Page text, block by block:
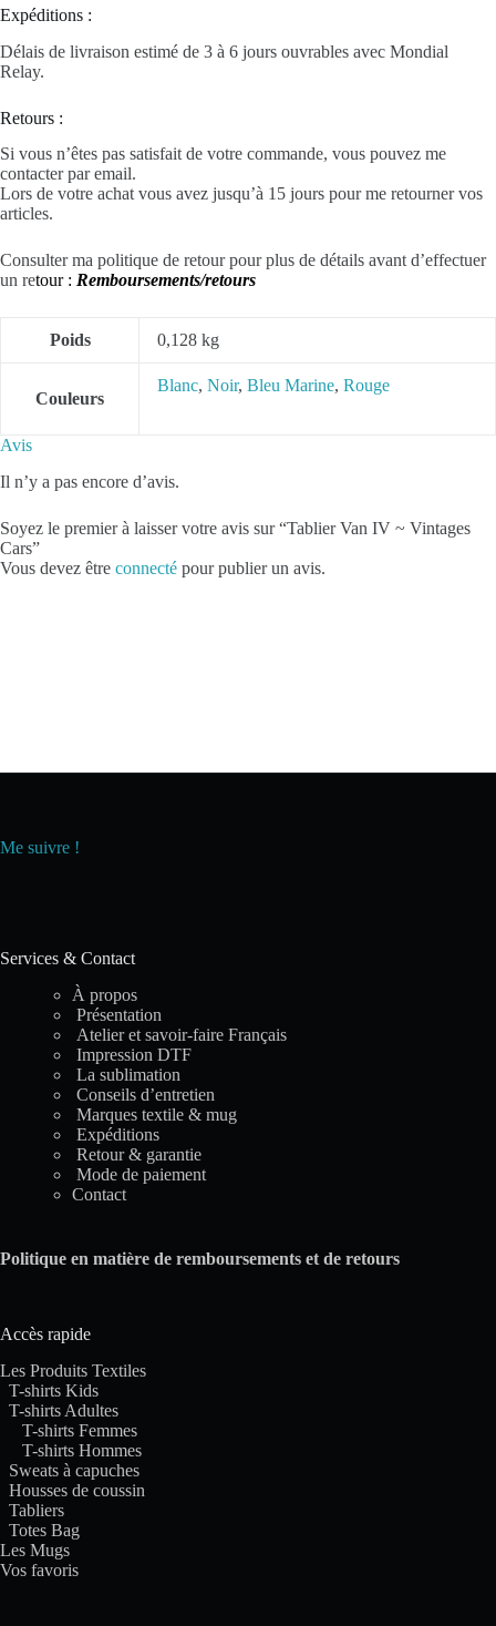
Expéditions :
Délais de livraison estimé de 3 à 6 jours ouvrables avec Mondial
Relay.
Retours :
Si vous n’êtes pas satisfait de votre commande, vous pouvez me
contacter par email.
Lors de votre achat vous avez jusqu’à 15 jours pour me retourner vos
articles.
Consulter ma politique de retour pour plus de détails avant d’effectuer
un retour : Remboursements/retours
Poids 0,128 kg
Couleurs
Blanc, Noir, Bleu Marine, Rouge
Avis
Il n’y a pas encore d’avis.
Soyez le premier à laisser votre avis sur “Tablier Van IV ~ Vintages
Cars”
Vous devez être connecté pour publier un avis.
Me suivre !
Services & Contact
À propos
Présentation
Atelier et savoir-faire Français
Impression DTF
La sublimation
Conseils d’entretien
Marques textile & mug
Expéditions
Retour & garantie
Mode de paiement
Contact
Politique en matière de remboursements et de retours
Accès rapide
Les Produits Textiles
T-shirts Kids
T-shirts Adultes
T-shirts Femmes
T-shirts Hommes
Sweats à capuches
Housses de coussin
Tabliers
Totes Bag
Les Mugs
Vos favoris